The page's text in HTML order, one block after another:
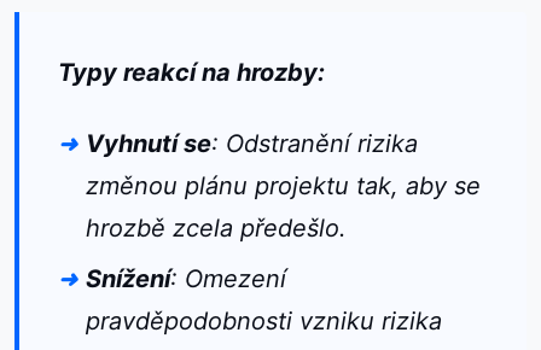
Typy reakcí na hrozby:
Vyhnutí se: Odstranění rizika
změnou plánu projektu tak, aby se
hrozbě zcela předešlo.
Snížení: Omezení
pravděpodobnosti vzniku rizika